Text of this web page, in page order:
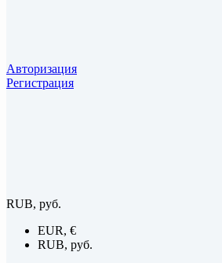
Авторизация
Регистрация
RUB, руб.
EUR, €
RUB, руб.